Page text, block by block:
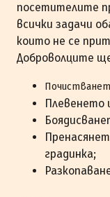
посетителите
всички задачи
които не се
Доброволците
Плевенето
градинка;